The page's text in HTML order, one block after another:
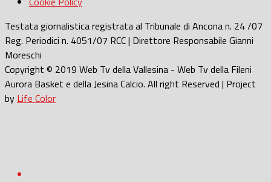
Testata giornalistica registrata al Tribunale di Ancona n. 24 /07
Reg. Periodici n. 4051/07 RCC | Direttore Responsabile Gianni
Moreschi
Copyright © 2019 Web Tv della Vallesina - Web Tv della Fileni
Aurora Basket e della Jesina Calcio. All right Reserved | Project
by Life Color